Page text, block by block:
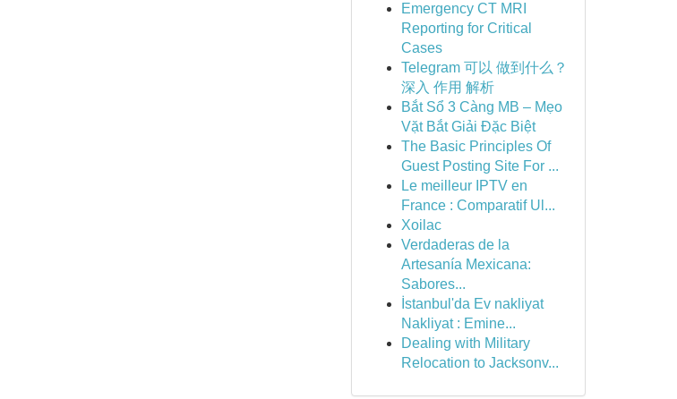
Emergency CT MRI
Reporting for Critical
Cases
Telegram 可以 做到什么？
深入 作用 解析
Bắt Sổ 3 Càng MB – Mẹo
Vặt Bắt Giải Đặc Biệt
The Basic Principles Of
Guest Posting Site For ...
Le meilleur IPTV en
France : Comparatif Ul...
Xoilac
Verdaderas de la
Artesanía Mexicana:
Sabores...
İstanbul'da Ev nakliyat
Nakliyat : Emine...
Dealing with Military
Relocation to Jacksonv...